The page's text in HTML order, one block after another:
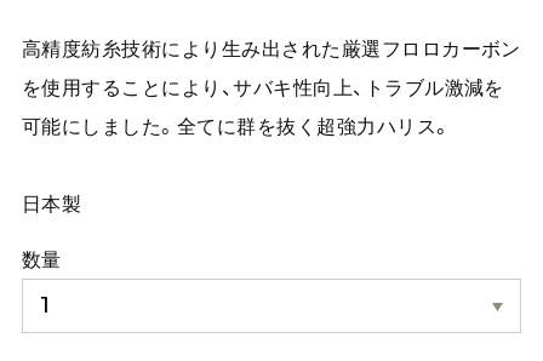
高精度紡糸技術により生み出された厳選フロロカーボン
を使用することにより、サバキ性向上、トラブル激減を
可能にしました。全てに群を抜く超強力ハリス。
日本製
数量